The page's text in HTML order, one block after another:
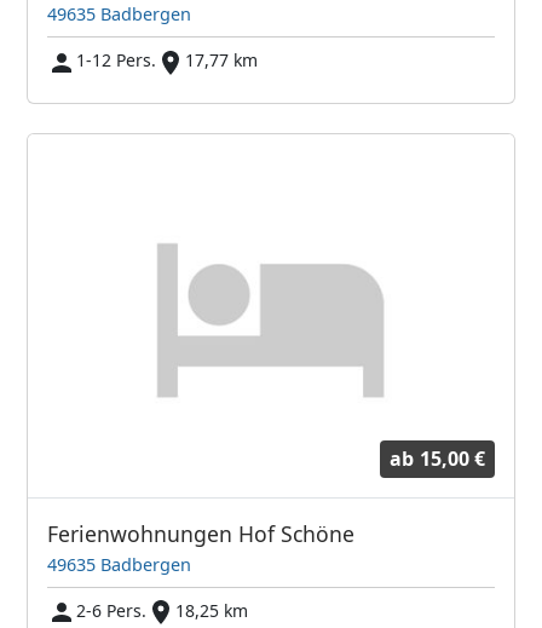
49635 Badbergen
1-12 Pers.
17,77 km
ab 15,00 €
Ferienwohnungen Hof Schöne
49635 Badbergen
2-6 Pers.
18,25 km